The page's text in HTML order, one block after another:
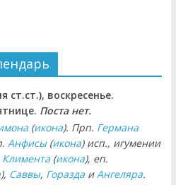
ст.ст.), воскресенье.
Поста нет.
(икона). Прп. Германа
Анфисы(икона) исп., игумении
Климента(икона), еп.
), Саввы, ГораздаиАнгеляра.